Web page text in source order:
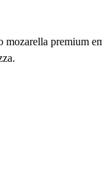
mozarella premium